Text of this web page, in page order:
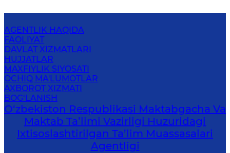
AGENTLIK HAQIDA
FAOLIYAT
DAVLAT XIZMATLARI
HUJJATLAR
MAXFIYLIK SIYOSATI
OCHIQ MA'LUMOTLAR
AXBOROT XIZMATI
BOG‘LANISH
O‘zbekiston Respublikasi Maktabgacha Va
Maktab Ta’limi Vazirligi Huzuridagi
Ixtisoslashtirilgan Ta’lim Muassasalari
Agentligi